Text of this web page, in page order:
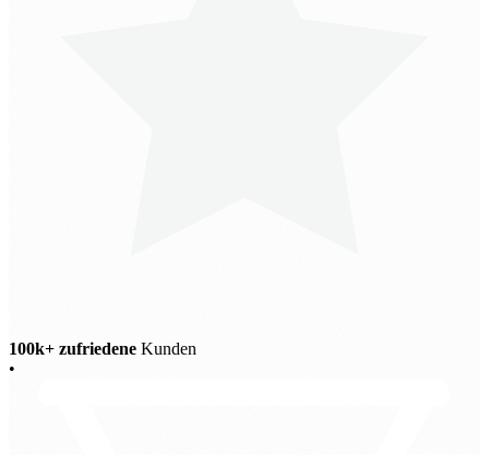
100k+ zufriedene Kunden
•